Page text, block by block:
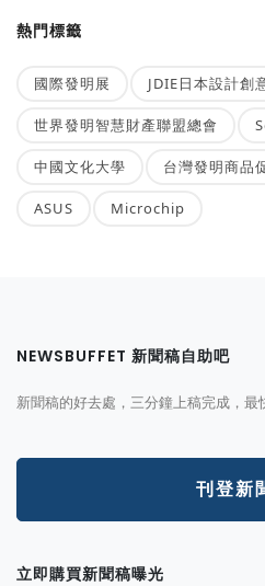
熱門標籤
國際發明展 JDIE日本設計創
世界發明智慧財產聯盟總會
中國文化大學 台灣發明商品
ASUS Microchip
NEWSBUFFET 新聞稿自助吧
新聞稿的好去處，三分鐘上稿完成，最
刊登新
立即購買新聞稿曝光